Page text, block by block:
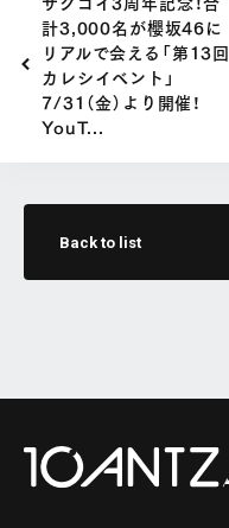
計3,000名が櫻坂46に
リアルで会える「第13回
カレシイベント」
7/31（金）より開催！
YouT...
Back to list